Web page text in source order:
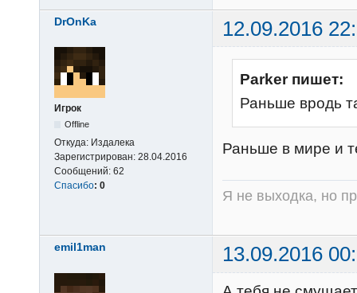
DrOnKa 12.09.2016
Игрок
Offline
Откуда: Издалека
Зарегистрирован: 28.04.2016
Сообщений: 62
Спасибо: 0
Parker пишет:
Раньше вродь
Раньше в мире и
Я не выходка, но
emil1man 13.09.2016